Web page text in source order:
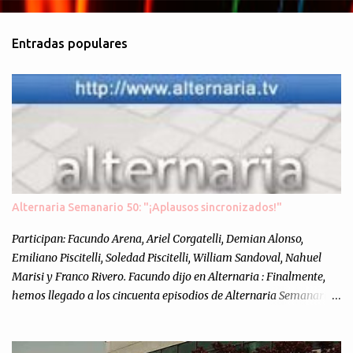
o
e
n
t
o
s
Entradas populares
Alternaria Semanario 50: "¡Aplausos sincronizados!"
Participan: Facundo Arena, Ariel Corgatelli, Demian Alonso,
Emiliano Piscitelli, Soledad Piscitelli, William Sandoval, Nahuel
Marisi y Franco Rivero. Facundo dijo en Alternaria : Finalmente,
hemos llegado a los cincuenta episodios de Alternaria Semanario.